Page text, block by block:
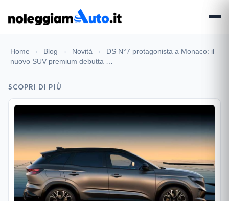
Home › Blog › Novità ›
DS N°7 protagonista a Monaco: il
nuovo SUV premium debutta …
SCOPRI DI PIÙ